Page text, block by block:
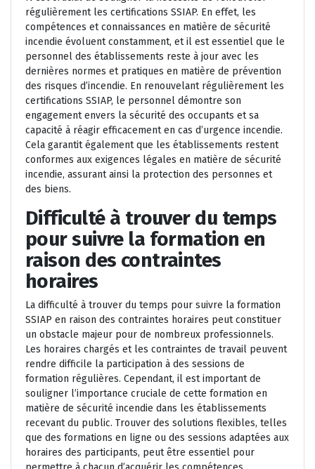
régulièrement les certifications SSIAP. En effet, les
compétences et connaissances en matière de sécurité
incendie évoluent constamment, et il est essentiel que le
personnel des établissements reste à jour avec les
dernières normes et pratiques en matière de prévention
des risques d’incendie. En renouvelant régulièrement les
certifications SSIAP, le personnel démontre son
engagement envers la sécurité des occupants et sa
capacité à réagir efficacement en cas d’urgence incendie.
Cela garantit également que les établissements restent
conformes aux exigences légales en matière de sécurité
incendie, assurant ainsi la protection des personnes et
des biens.
Difficulté à trouver du temps
pour suivre la formation en
raison des contraintes
horaires
La difficulté à trouver du temps pour suivre la formation
SSIAP en raison des contraintes horaires peut constituer
un obstacle majeur pour de nombreux professionnels.
Les horaires chargés et les contraintes de travail peuvent
rendre difficile la participation à des sessions de
formation régulières. Cependant, il est important de
souligner l’importance cruciale de cette formation en
matière de sécurité incendie dans les établissements
recevant du public. Trouver des solutions flexibles, telles
que des formations en ligne ou des sessions adaptées aux
horaires des participants, peut être essentiel pour